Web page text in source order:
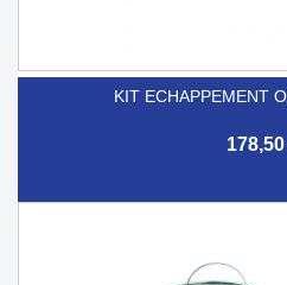
KIT ECHAPPEMENT